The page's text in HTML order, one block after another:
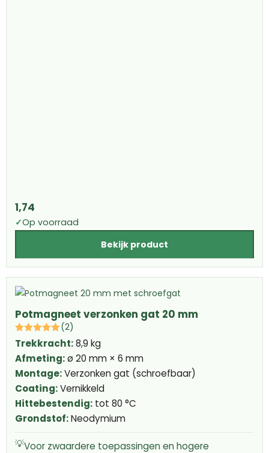
1,74
✓Op voorraad
Bekijk product
Potmagneet verzonken gat 20 mm
(2)
Trekkracht:8,9 kg
Afmeting:ø 20 mm × 6 mm
Montage:Verzonken gat (schroefbaar)
Coating:Vernikkeld
Hittebestendig: tot 80 °C
Grondstof:Neodymium
💡Voor zwaardere toepassingen en hogere